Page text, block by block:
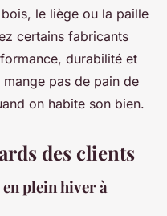
le liège ou la paille
certains fabricants
durabilité et
mange pas de pain de
on habite son bien.
des clients
plein hiver à